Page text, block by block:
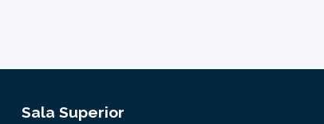
Sala Superior